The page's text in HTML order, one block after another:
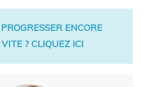
ENCORE
? CLIQUEZ ICI